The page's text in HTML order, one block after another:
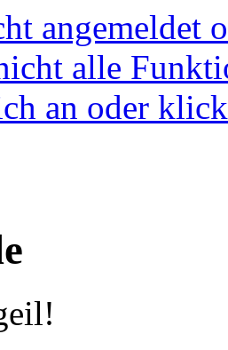
angemeldet
alle
an oder